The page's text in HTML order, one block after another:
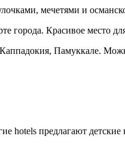
мечетями и
города. Красивое место
Памуккале.
hotels предлагают